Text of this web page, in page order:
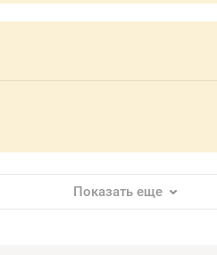
Показать еще